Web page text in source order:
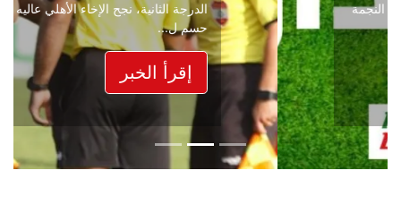
الدرجة الثانية، نجح الإخاء الأهلي عاليه في
حسم ل...
إقرأ الخبر